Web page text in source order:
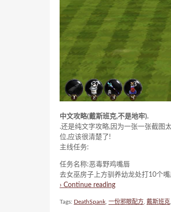
中文攻略(戴斯班克,不是地牢).
.还是纯文字攻略,因为一张一张截图
位,应该很清楚了!
主线任务:
任务名称:恶毒野鸡嘴唇
去女巫房子上方驯养幼龙处打10个嘴
› Continue reading
Tags: DeathSpank 一份邪眼配方 戴斯班克